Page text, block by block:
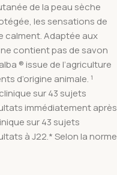
de la peau sèche
les sensations de
calment. Adaptée aux
contient pas de savon
® issue de l’agriculture
d’origine animale. ¹
sur 43 sujets
immédiatement après
sur 43 sujets
à J22.* Selon la norme